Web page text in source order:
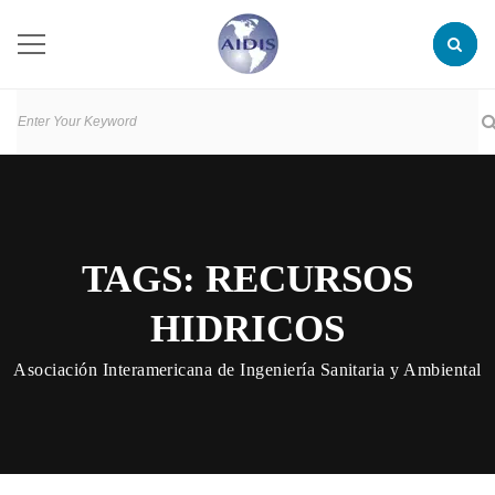
TAGS: RECURSOS
HIDRICOS
Asociación Interamericana de Ingeniería Sanitaria y Ambiental